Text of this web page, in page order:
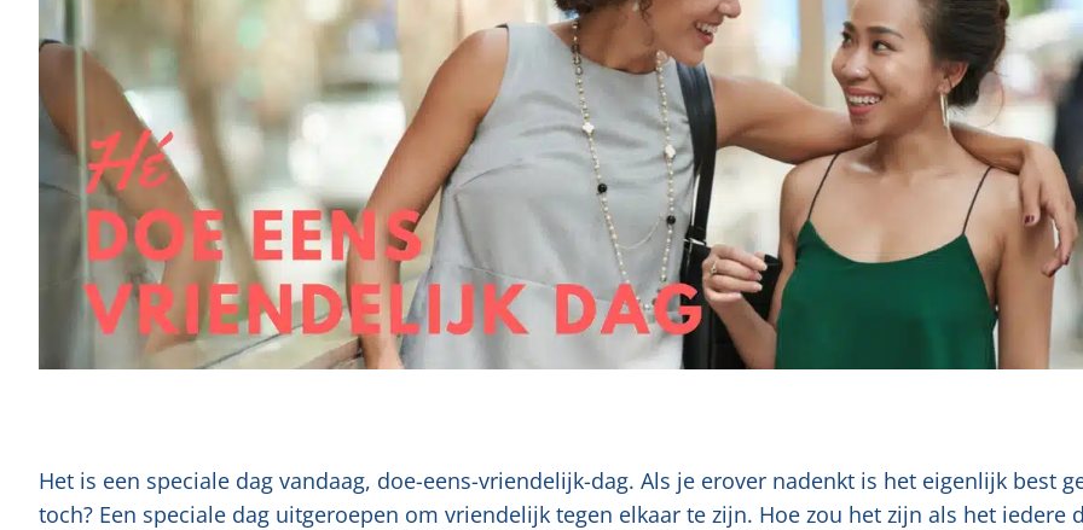
Het is een speciale dag vandaag, doe-eens-vriendelijk-dag. Als je erover nadenkt is het eigenlijk best
toch? Een speciale dag uitgeroepen om vriendelijk tegen elkaar te zijn. Hoe zou het zijn als het iedere